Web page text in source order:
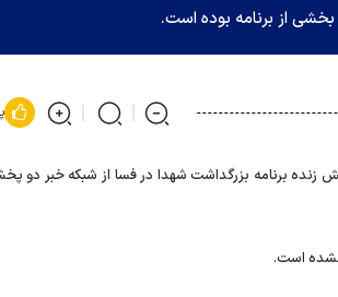
از برنامه بوده است.
زنده برنامه بزرگداشت شهدا در فسا از شبکه خبر دو
نشده است.